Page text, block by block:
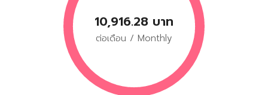
10,916.28 บาท
ต่อเดือน / Monthly